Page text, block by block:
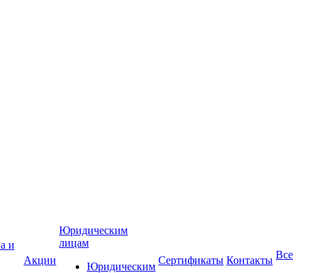
Акции
Юридическим
лицам
Юридическим
Сертификаты Контакты Все